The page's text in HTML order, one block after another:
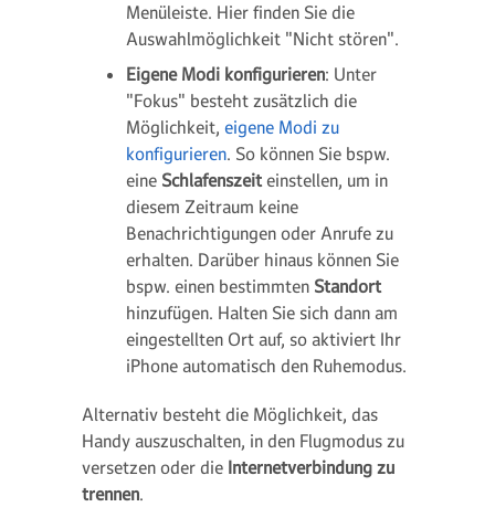
Menüleiste. Hier finden Sie die
Auswahlmöglichkeit "Nicht stören".
Eigene Modi konfigurieren: Unter
"Fokus" besteht zusätzlich die
Möglichkeit, eigene Modi zu
konfigurieren. So können Sie bspw.
eine Schlafenszeiteinstellen, um in
diesem Zeitraum keine
Benachrichtigungen oder Anrufe zu
erhalten. Darüber hinaus können Sie
bspw. einen bestimmten Standort
hinzufügen. Halten Sie sich dann am
eingestellten Ort auf, so aktiviert Ihr
iPhone automatisch den Ruhemodus.
Alternativ besteht die Möglichkeit, das
Handy auszuschalten, in den Flugmodus zu
versetzen oder die Internetverbindung zu
trennen.